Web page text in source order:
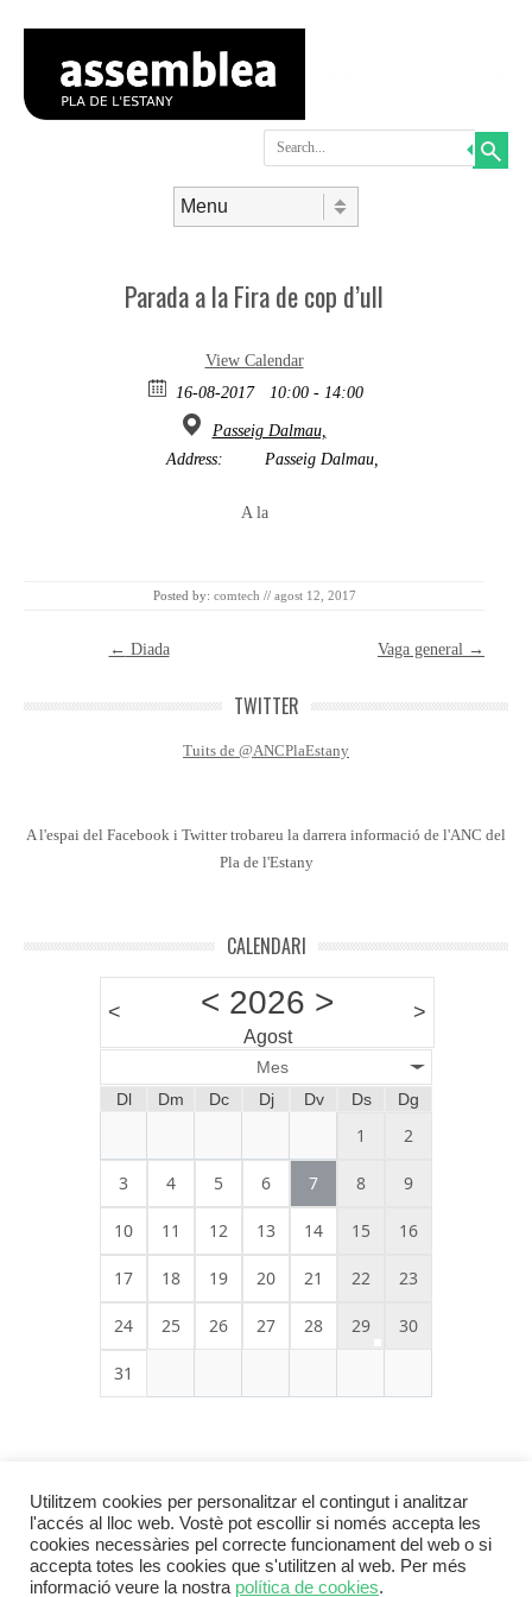
Parada a la Fira de cop d’ull
View Calendar
16-08-2017
10:00 - 14:00
Passeig Dalmau,
Address:
Passeig Dalmau,
A la
Posted by: comtech // agost 12, 2017
Post navigation← Diada Vaga general →
TWITTER
Tuits de @ANCPlaEstany
A l'espai del Facebook i Twitter trobareu la darrera informació de l'ANC del
Pla de l'Estany
CALENDARI
< < 2026 >
Agost
>
Mes
Dl
Dm Dc Dj Dv Ds Dg
1 2
3 4 5 6 7 8 9
10 11 12 13 14 15 16
17 18 19 20 21 22 23
24 25 26 27 28 29 30
31
Utilitzem cookies per personalitzar el contingut i analitzar
l'accés al lloc web. Vostè pot escollir si només accepta les
cookies necessàries pel correcte funcionament del web o si
accepta totes les cookies que s'utilitzen al web. Per més
informació veure la nostra política de cookies.